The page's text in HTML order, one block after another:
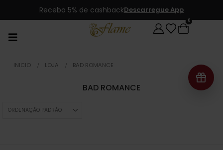
Receba 5% de cashbackDescarregue App
0
INICIO LOJA BAD ROMANCE
BAD ROMANCE